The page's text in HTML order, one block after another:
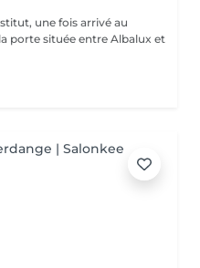
porte située entre Albalux et